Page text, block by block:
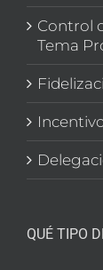
Control
Tema
QUÉ TIPO